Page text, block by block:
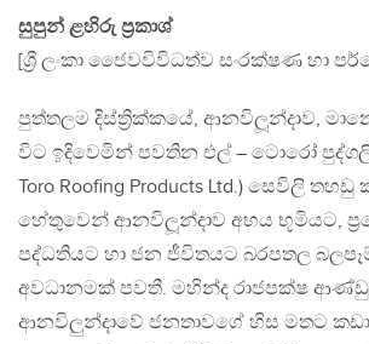
සුපුන් ළහිරු ප්‍රකාශ්
[ශ්‍රී ලංකා ජෛවවිවිධත්ව සංරක්ෂණ හා
පුත්තලම දිස්ත්‍රික්කයේ, ආනවිලූන්දාව,
විට ඉදිවෙමින් පවතින එල් – ටොරෝ
Toro Roofing Products Ltd.) සෙවිලි
හේතුවෙන් ආනවිලූන්දාව අභය භූමියට,
පද්ධතියට හා ජන ජීවිතයට බරපතල
අවධානමක් පවතී. මහින්ද රාජපක්ෂ
ආනවිලුන්දාවේ ජනතාවගේ හිස මතට